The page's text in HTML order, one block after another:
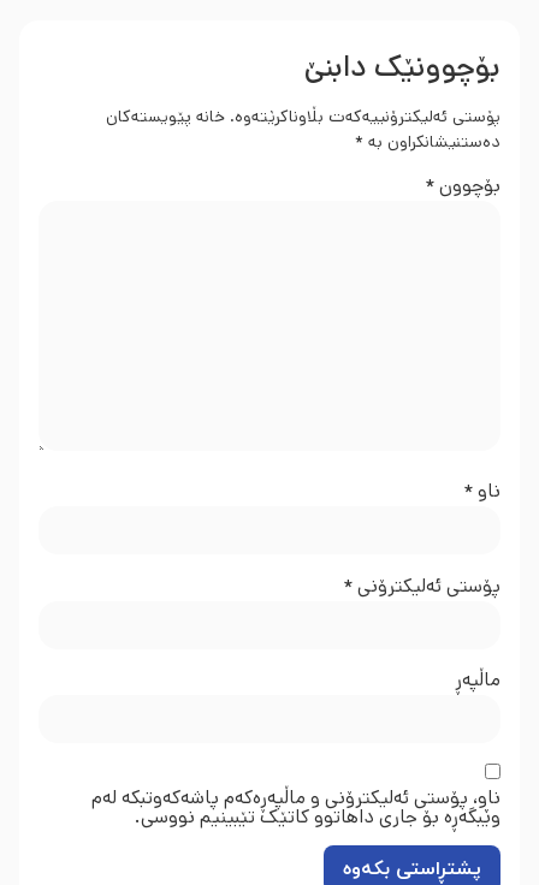
بۆچوونێک دابنێ
پۆستی ئەلیکترۆنییەکەت بڵاوناکرێتەوە. خانە پێویستەکان
دەستنیشانکراون بە *
بۆچوون*
ناو*
پۆستی ئەلیکترۆنی*
ماڵپه‌ڕ
ناو، پۆستی ئەلیکترۆنی و ماڵپەڕەکەم پاشەکەوتبکە لەم
وێبگەڕە بۆ جاری داهاتوو کاتێک تێبینیم نووسی.